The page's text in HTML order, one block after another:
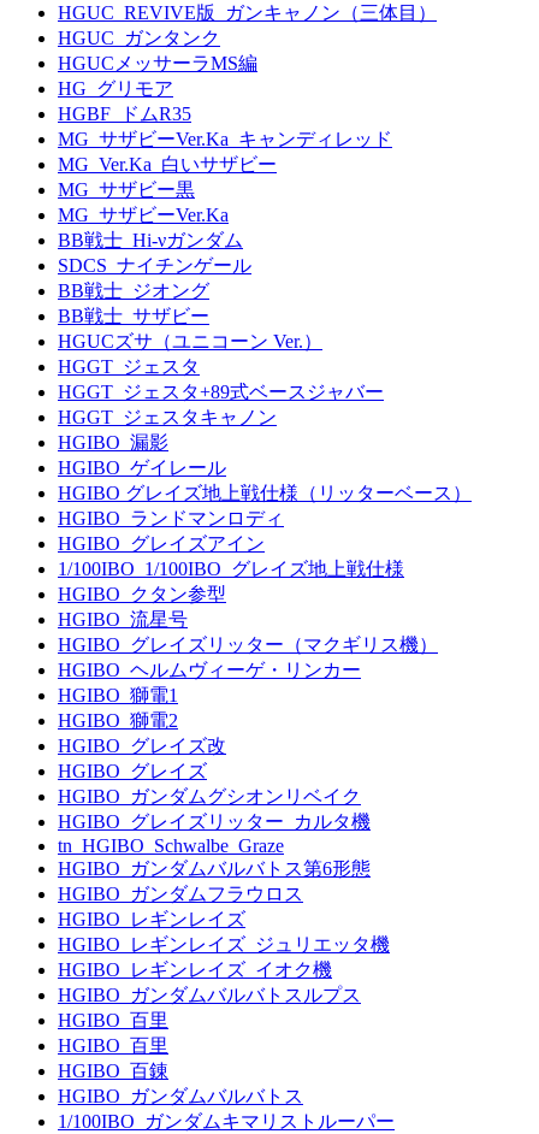
HGUC_REVIVE版_ガンキャノン（三体目）
HGUC_ガンタンク
HGUCメッサーラMS編
HG_グリモア
HGBF_ドムR35
MG_サザビーVer.Ka_キャンディレッド
MG_Ver.Ka_白いサザビー
MG_サザビー黒
MG_サザビーVer.Ka
BB戦士_Hi-νガンダム
SDCS_ナイチンゲール
BB戦士_ジオング
BB戦士_サザビー
HGUCズサ（ユニコーン Ver.）
HGGT_ジェスタ
HGGT_ジェスタ+89式ベースジャバー
HGGT_ジェスタキャノン
HGIBO_漏影
HGIBO_ゲイレール
HGIBO グレイズ地上戦仕様（リッターベース）
HGIBO_ランドマンロディ
HGIBO_グレイズアイン
1/100IBO_1/100IBO_グレイズ地上戦仕様
HGIBO_クタン参型
HGIBO_流星号
HGIBO_グレイズリッター（マクギリス機）
HGIBO_ヘルムヴィーゲ・リンカー
HGIBO_獅電1
HGIBO_獅電2
HGIBO_グレイズ改
HGIBO_グレイズ
HGIBO_ガンダムグシオンリベイク
HGIBO_グレイズリッター_カルタ機
tn_HGIBO_Schwalbe_Graze
HGIBO_ガンダムバルバトス第6形態
HGIBO_ガンダムフラウロス
HGIBO_レギンレイズ
HGIBO_レギンレイズ_ジュリエッタ機
HGIBO_レギンレイズ_イオク機
HGIBO_ガンダムバルバトスルプス
HGIBO_百里
HGIBO_百里
HGIBO_百錬
HGIBO_ガンダムバルバトス
1/100IBO_ガンダムキマリストルーパー